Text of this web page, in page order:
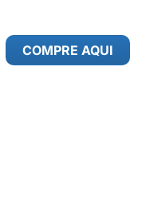
COMPRE AQUI